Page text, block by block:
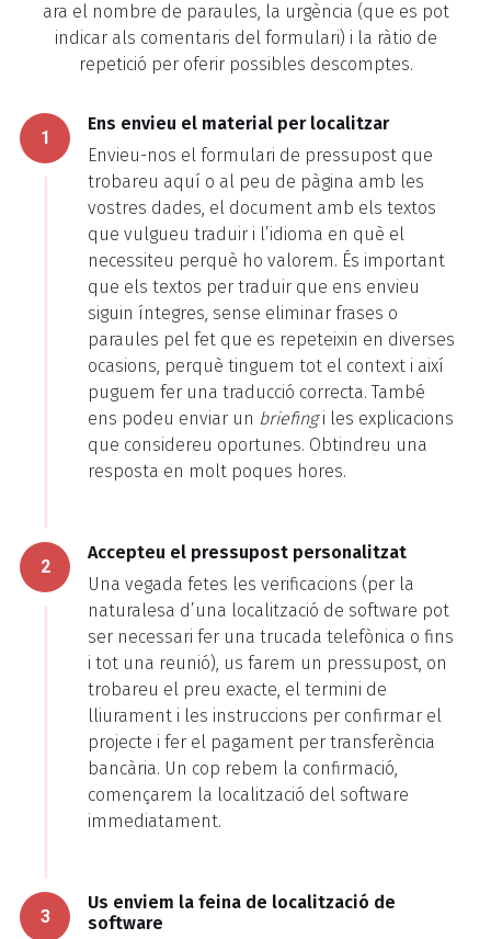
ara el nombre de paraules, la urgència (que es pot
indicar als comentaris del formulari) i la ràtio de
repetició per oferir possibles descomptes.
1
Ens envieu el material per localitzar
Envieu-nos el formulari de pressupost que
trobareu aquí o al peu de pàgina amb les
vostres dades, el document amb els textos
que vulgueu traduir i l’idioma en què el
necessiteu perquè ho valorem. És important
que els textos per traduir que ens envieu
siguin íntegres, sense eliminar frases o
paraules pel fet que es repeteixin en diverses
ocasions, perquè tinguem tot el context i així
puguem fer una traducció correcta. També
ens podeu enviar un briefingi les explicacions
que considereu oportunes. Obtindreu una
resposta en molt poques hores.
2
Accepteu el pressupost personalitzat
Una vegada fetes les verificacions (per la
naturalesa d’una localització de software pot
ser necessari fer una trucada telefònica o fins
i tot una reunió), us farem un pressupost, on
trobareu el preu exacte, el termini de
lliurament i les instruccions per confirmar el
projecte i fer el pagament per transferència
bancària. Un cop rebem la confirmació,
començarem la localització del software
immediatament.
3
Us enviem la feina de localització de
software